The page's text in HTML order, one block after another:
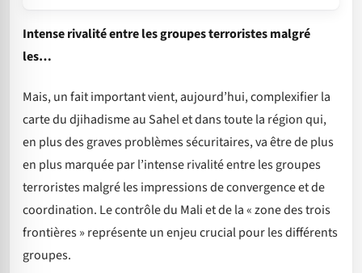
Intense rivalité entre les groupes terroristes malgré
les…
Mais, un fait important vient, aujourd’hui, complexifier la
carte du djihadisme au Sahel et dans toute la région qui,
en plus des graves problèmes sécuritaires, va être de plus
en plus marquée par l’intense rivalité entre les groupes
terroristes malgré les impressions de convergence et de
coordination. Le contrôle du Mali et de la « zone des trois
frontières » représente un enjeu crucial pour les différents
groupes.